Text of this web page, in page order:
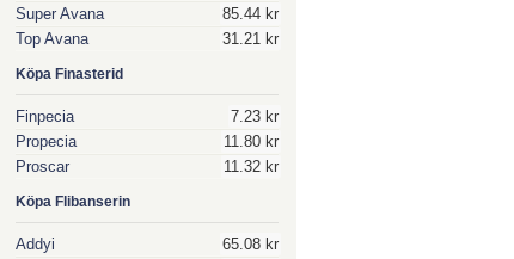
Super Avana
85.44 kr
Top Avana
31.21 kr
Köpa Finasterid
Finpecia
7.23 kr
Propecia
11.80 kr
Proscar
11.32 kr
Köpa Flibanserin
Addyi
65.08 kr